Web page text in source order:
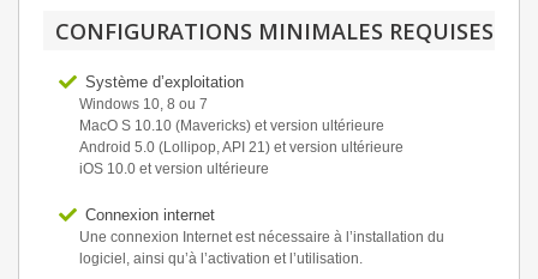
CONFIGURATIONS MINIMALES REQUISES
Système d’exploitation
Windows 10, 8 ou 7
MacO S 10.10 (Mavericks) et version ultérieure
Android 5.0 (Lollipop, API 21) et version ultérieure
iOS 10.0 et version ultérieure
Connexion internet
Une connexion Internet est nécessaire à l’installation du
logiciel, ainsi qu’à l’activation et l’utilisation.